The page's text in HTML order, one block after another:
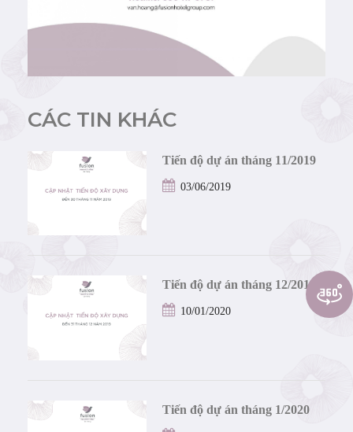
CÁC TIN KHÁC
Tiến độ dự án tháng 11/2019
03/06/2019
Tiến độ dự án tháng 12/2019
10/01/2020
Tiến độ dự án tháng 1/2020